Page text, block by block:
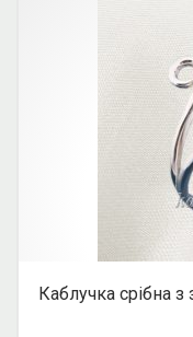
Каблучка срібна